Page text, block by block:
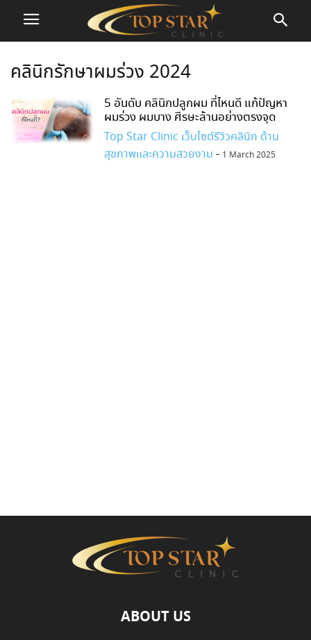
คลินิกรักษาผมร่วง 2024
5 อันดับ คลินิกปลูกผม ที่ไหนดี แก้ปัญหา
ผมร่วง ผมบาง ศีรษะล้านอย่างตรงจุด
Top Star Clinic เว็บไซต์รีวิวคลินิก ด้าน
สุขภาพและความสวยงาม - 1 March 2025
ABOUT US